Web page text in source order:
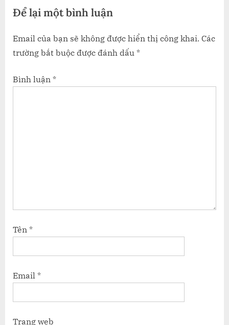
o
t
:
Để lại một bình luận
Email của bạn sẽ không được hiển thị công khai. Các
trường bắt buộc được đánh dấu *
Bình luận *
Tên *
Email *
Trang web